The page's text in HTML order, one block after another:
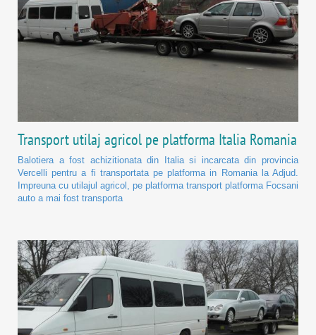
Transport utilaj agricol pe platforma Italia Romania
Balotiera a fost achizitionata din Italia si incarcata din provincia
Vercelli pentru a fi transportata pe platforma in Romania la Adjud.
Impreuna cu utilajul agricol, pe platforma transport platforma Focsani
auto a mai fost transporta